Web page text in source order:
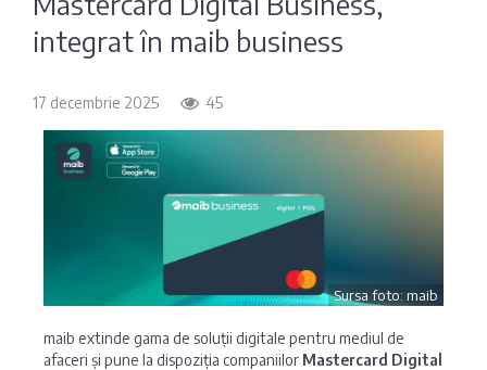
Moldindconbank
OTP Bank
Victoriabank
integrat în maib business
17 decembrie 2025 45
Sursa foto: maib
maib extinde gama de soluții digitale pentru mediul de
afaceri și pune la dispoziția companiilor Mastercard Digital